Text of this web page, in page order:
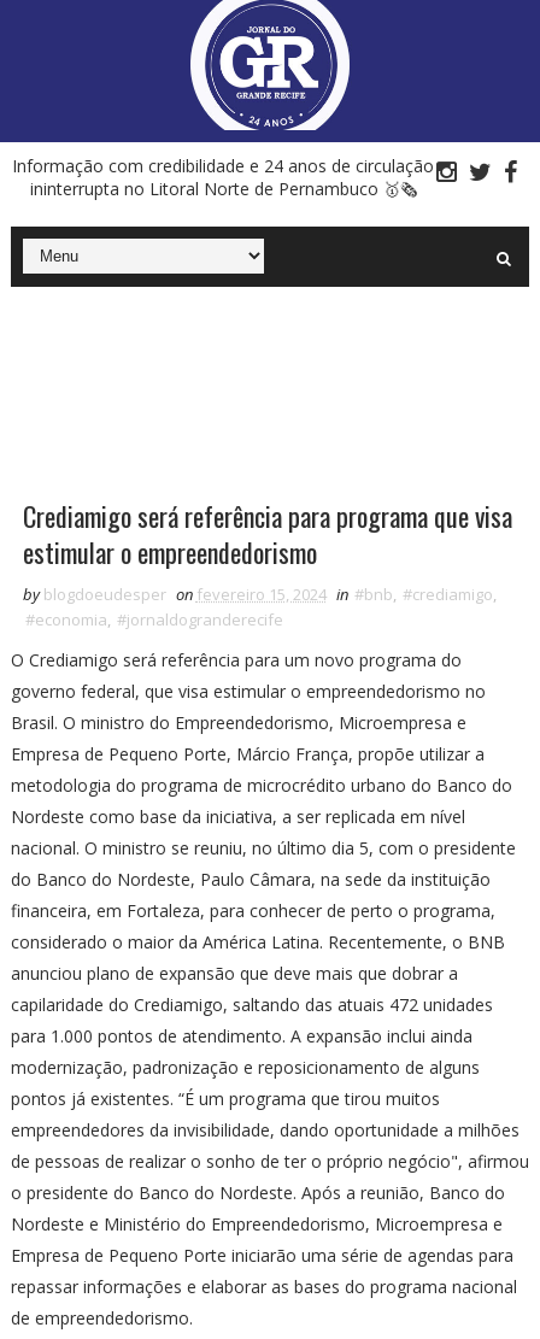
Informação com credibilidade e 24 anos de circulação
ininterrupta no Litoral Norte de Pernambuco 🥇🗞
Crediamigo será referência para programa que visa
estimular o empreendedorismo
by blogdoeudesper on fevereiro 15, 2024 in #bnb, #crediamigo,
#economia, #jornaldogranderecife
O Crediamigo será referência para um novo programa do
governo federal, que visa estimular o empreendedorismo no
Brasil. O ministro do Empreendedorismo, Microempresa e
Empresa de Pequeno Porte, Márcio França, propõe utilizar a
metodologia do programa de microcrédito urbano do Banco do
Nordeste como base da iniciativa, a ser replicada em nível
nacional. O ministro se reuniu, no último dia 5, com o presidente
do Banco do Nordeste, Paulo Câmara, na sede da instituição
financeira, em Fortaleza, para conhecer de perto o programa,
considerado o maior da América Latina. Recentemente, o BNB
anunciou plano de expansão que deve mais que dobrar a
capilaridade do Crediamigo, saltando das atuais 472 unidades
para 1.000 pontos de atendimento. A expansão inclui ainda
modernização, padronização e reposicionamento de alguns
pontos já existentes. “É um programa que tirou muitos
empreendedores da invisibilidade, dando oportunidade a milhões
de pessoas de realizar o sonho de ter o próprio negócio", afirmou
o presidente do Banco do Nordeste. Após a reunião, Banco do
Nordeste e Ministério do Empreendedorismo, Microempresa e
Empresa de Pequeno Porte iniciarão uma série de agendas para
repassar informações e elaborar as bases do programa nacional
de empreendedorismo.